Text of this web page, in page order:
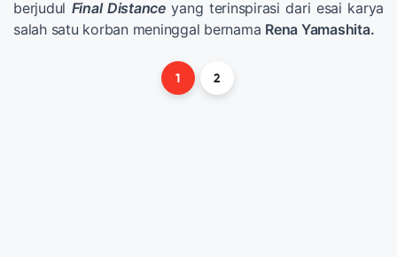
berjudul Final Distanceyang terinspirasi dari esai karya
salah satu korban meninggal bernama Rena Yamashita.
1 2